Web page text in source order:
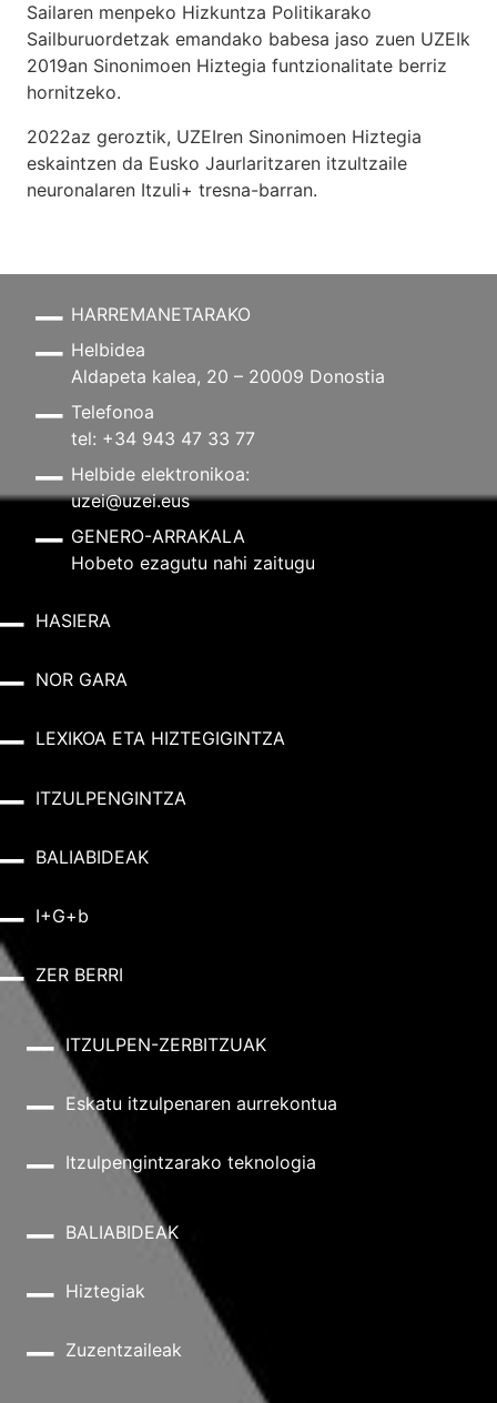
Sailaren menpeko Hizkuntza Politikarako
Sailburuordetzak emandako babesa jaso zuen UZEIk
2019an Sinonimoen Hiztegia funtzionalitate berriz
hornitzeko.
2022az geroztik, UZEIren Sinonimoen Hiztegia
eskaintzen da Eusko Jaurlaritzaren itzultzaile
neuronalaren Itzuli+ tresna-barran.
HARREMANETARAKO
Helbidea
Aldapeta kalea, 20 – 20009 Donostia
Telefonoa
tel: +34 943 47 33 77
Helbide elektronikoa:
uzei@uzei.eus
GENERO-ARRAKALA
Hobeto ezagutu nahi zaitugu
HASIERA
NOR GARA
LEXIKOA ETA HIZTEGIGINTZA
ITZULPENGINTZA
BALIABIDEAK
I+G+b
ZER BERRI
ITZULPEN-ZERBITZUAK
Eskatu itzulpenaren aurrekontua
Itzulpengintzarako teknologia
BALIABIDEAK
Hiztegiak
Zuzentzaileak